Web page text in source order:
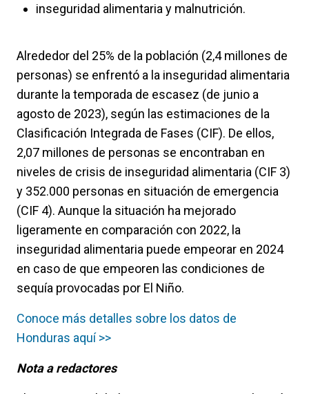
inseguridad alimentaria y malnutrición.
Alrededor del 25% de la población (2,4 millones de
personas) se enfrentó a la inseguridad alimentaria
durante la temporada de escasez (de junio a
agosto de 2023), según las estimaciones de la
Clasificación Integrada de Fases (CIF). De ellos,
2,07 millones de personas se encontraban en
niveles de crisis de inseguridad alimentaria (CIF 3)
y 352.000 personas en situación de emergencia
(CIF 4). Aunque la situación ha mejorado
ligeramente en comparación con 2022, la
inseguridad alimentaria puede empeorar en 2024
en caso de que empeoren las condiciones de
sequía provocadas por El Niño.
Conoce más detalles sobre los datos de
Honduras aquí >>
Nota a redactores